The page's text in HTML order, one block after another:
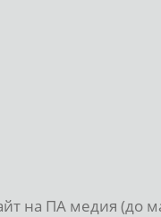
на ПА медия (до